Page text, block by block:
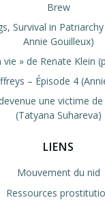
Brew
Survival in
Annie Gouilleux)
vie » de Renate Klein
– Épisode 4
une victime de
(Tatyana Suhareva)
LIENS
Mouvement du nid
Ressources